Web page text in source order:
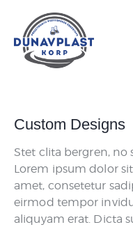
Custom Designs
Stet clita bergren, no
Lorem ipsum dolor
amet, consetetur
eirmod tempor
aliquyam erat. Dicta